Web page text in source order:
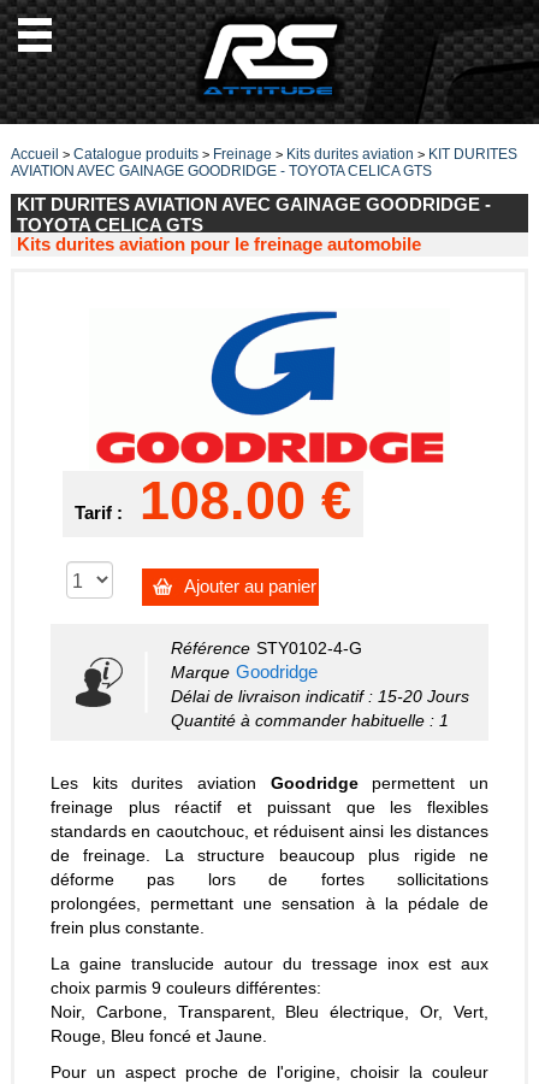
Accueil > Catalogue produits> Freinage > Kits durites aviation > KIT DURITES
AVIATION AVEC GAINAGE GOODRIDGE - TOYOTA CELICA GTS
KIT DURITES AVIATION AVEC GAINAGE GOODRIDGE -
TOYOTA CELICA GTS
Kits durites aviation pour le freinage automobile
Tarif : 108.00 €
Ajouter au panier
Référence STY0102-4-G
Marque Goodridge
Délai de livraison indicatif : 15-20 Jours
Quantité à commander habituelle : 1
Les kits durites aviation Goodridgepermettent un
freinage plus réactif et puissant que les flexibles
standards en caoutchouc, et réduisent ainsi les distances
de freinage. La structure beaucoup plus rigide ne
déforme pas lors de fortes sollicitations
prolongées, permettant une sensation à la pédale de
frein plus constante.
La gaine translucide autour du tressage inox est aux
choix parmis 9 couleurs différentes:
Noir, Carbone, Transparent, Bleu électrique, Or, Vert,
Rouge, Bleu foncé et Jaune.
Pour un aspect proche de l'origine, choisir la couleur